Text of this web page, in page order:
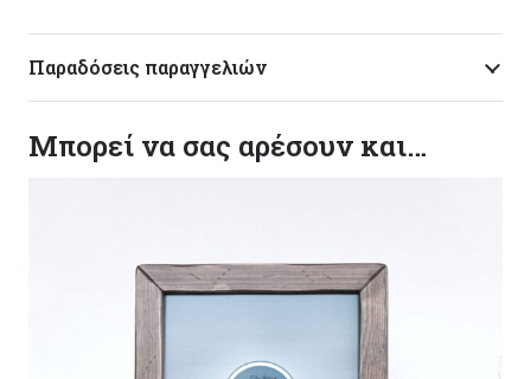
Παραδόσεις παραγγελιών
Μπορεί να σας αρέσουν και…